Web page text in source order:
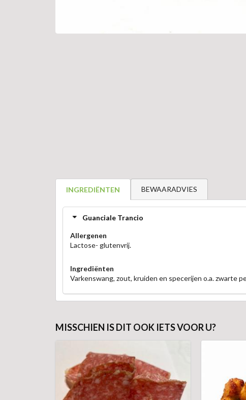
INGREDIËNTEN BEWAARADVIES
Guanciale Trancio
Allergenen
Lactose- glutenvrij.
Ingrediënten
Varkenswang, zout, kruiden en specerijen o.a. zwarte
MISSCHIEN IS DIT OOK IETS VOOR U?